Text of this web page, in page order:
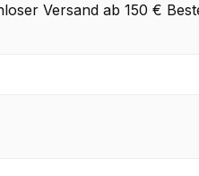
Versand ab 150 €